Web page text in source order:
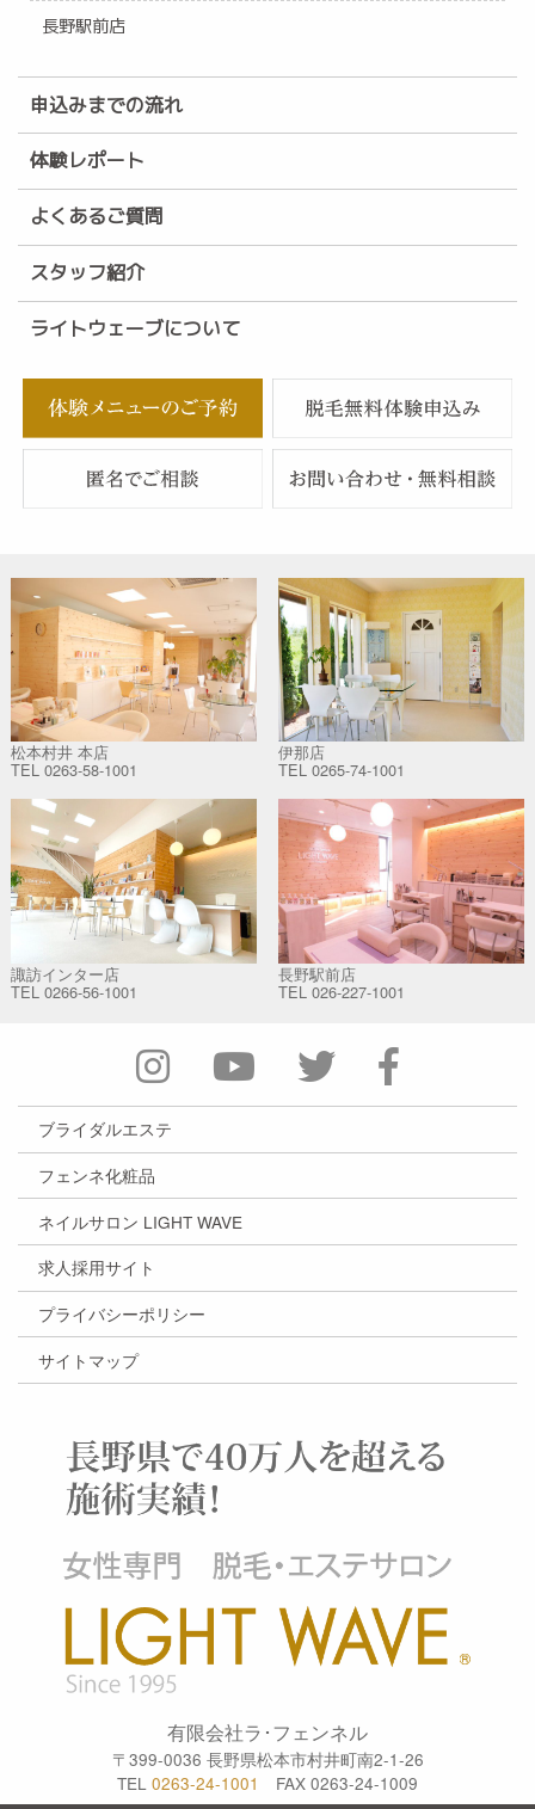
長野駅前店
申込みまでの流れ
体験レポート
よくあるご質問
スタッフ紹介
ライトウェーブについて
松本村井 本店
TEL 0263-58-1001
伊那店
TEL 0265-74-1001
諏訪インター店
TEL 0266-56-1001
長野駅前店
TEL 026-227-1001
有限会社ラ･フェンネル
〒399-0036 長野県松本市村井町南2-1-26
TEL 0263-24-1001 FAX 0263-24-1009
ブライダルエステ
フェンネ化粧品
ネイルサロン LIGHT WAVE
求人採用サイト
プライバシーポリシー
サイトマップ